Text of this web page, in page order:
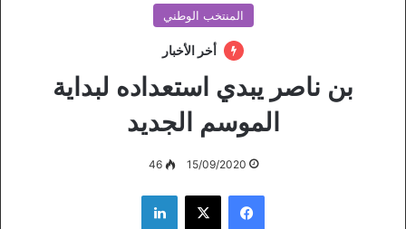
المنتخب الوطني
أخر الأخبار
بن ناصر يبدي استعداده لبداية
الموسم الجديد
15/09/2020
46
فيسبوك ‫X لينكدإن